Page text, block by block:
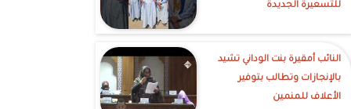
للتسعيرة الجديدة
النائب أمقيرة بنت الوداني تشيد
بالإنجازات وتطالب بتوفير
الأعلاف للمنمين